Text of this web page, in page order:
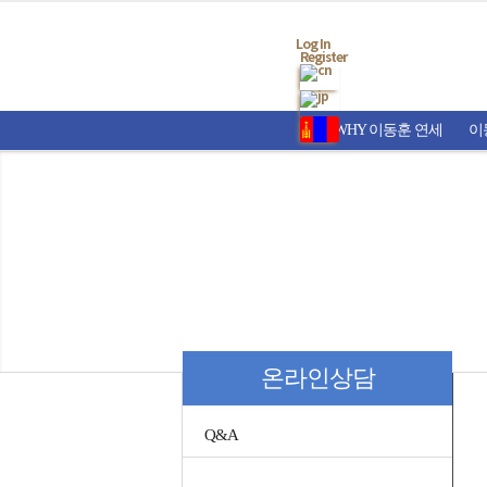
Log In
Register
WHY 이동훈 연세 이
온라인상담
Q&A